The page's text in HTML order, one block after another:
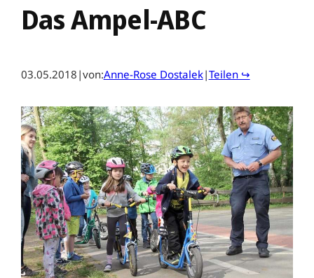
Das Ampel-ABC
03.05.2018 |von:Anne-Rose Dostalek|Teilen ↪